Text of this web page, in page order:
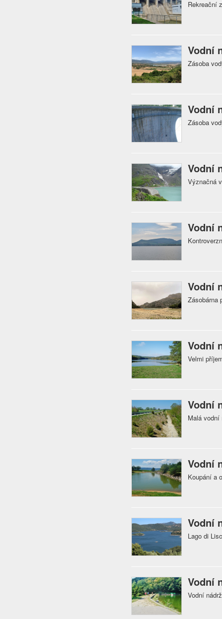
Rekreační
Vodní
Zásoba
Vodní
Zásoba
Vodní
Význačná
Vodní
Vodní
Zásobárna
Vodní
Velmi
Vodní
Malá vodní
Vodní
Koupání a
Vodní
Lago di
Vodní
Vodní